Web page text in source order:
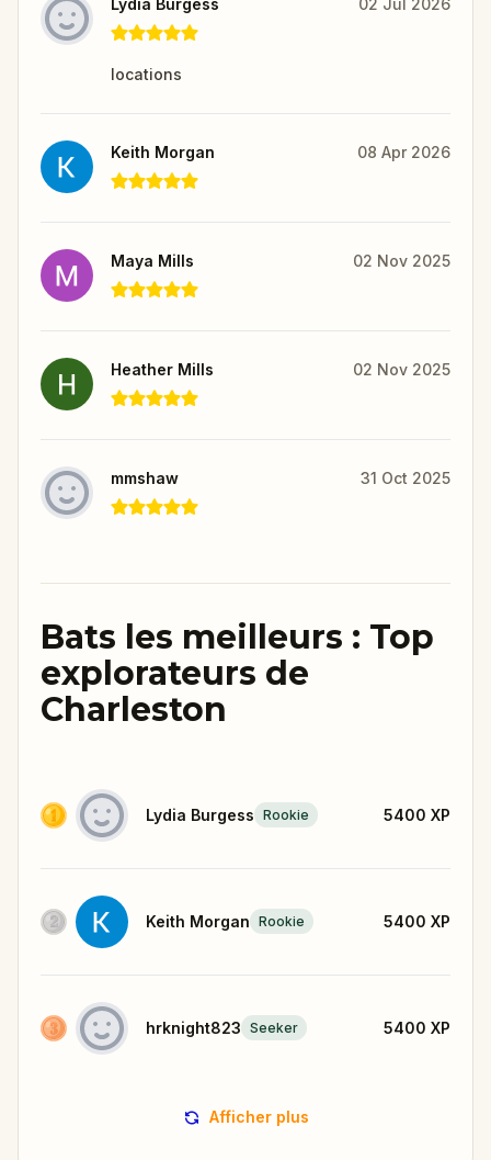
locations
Keith Morgan 08 Apr 2026
Maya Mills 02 Nov 2025
Heather Mills 02 Nov 2025
mmshaw 31 Oct 2025
Bats les meilleurs : Top
explorateurs de
Charleston
Lydia Burgess Rookie 5400 XP
Keith Morgan Rookie 5400 XP
hrknight823 Seeker 5400 XP
Afficher plus